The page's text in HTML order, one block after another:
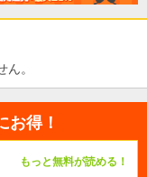
。
お得！
もっと無料が読める！